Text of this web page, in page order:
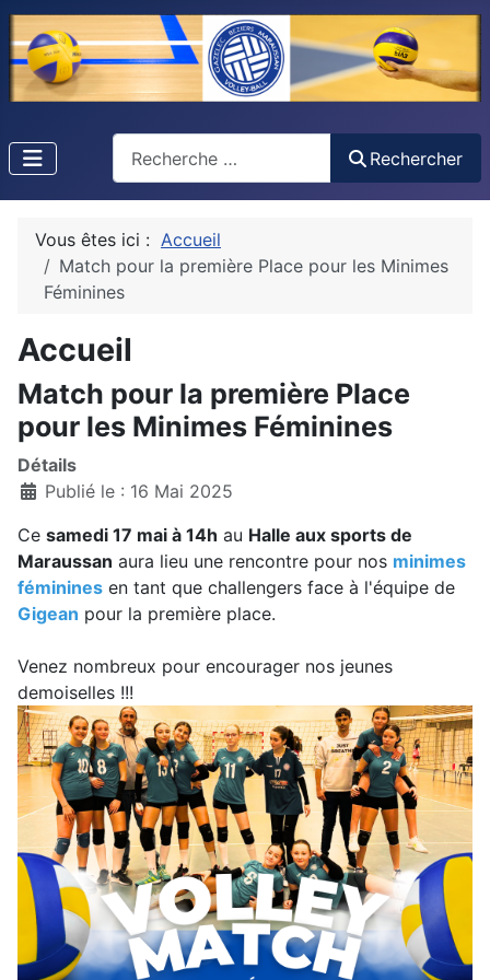
Rechercher
Vous êtes ici : Accueil
Match pour la première Place pour les Minimes
Féminines
Accueil
Match pour la première Place
pour les Minimes Féminines
Détails
Publié le : 16 Mai 2025
Ce samedi 17 mai à 14h au Halle aux sports de
Maraussan aura lieu une rencontre pour nos minimes
féminines en tant que challengers face à l'équipe de
Gigean pour la première place.
Venez nombreux pour encourager nos jeunes
demoiselles !!!